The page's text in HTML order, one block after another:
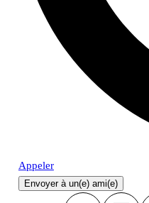
Appeler
Envoyer à un(e) ami(e)